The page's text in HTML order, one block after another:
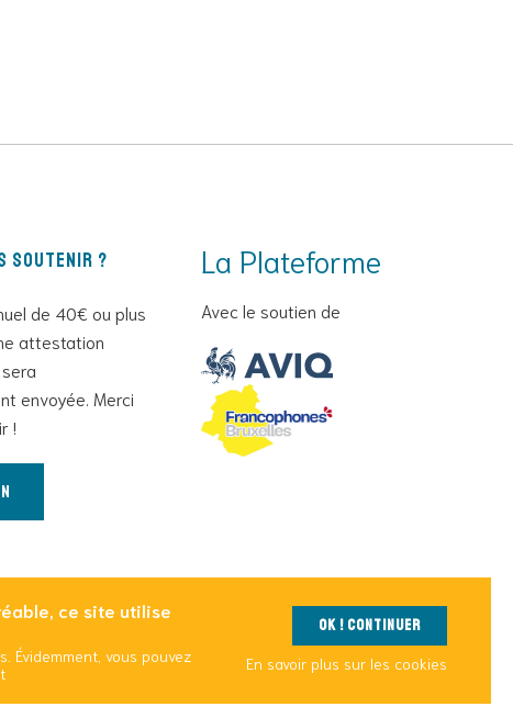
soutenir ?
de 40€ ou plus
attestation
envoyée. Merci
!
La Plateforme
Avec le soutien de
ce site utilise
Évidemment, vous pouvez
OK ! Continuer
En savoir plus sur les cookies